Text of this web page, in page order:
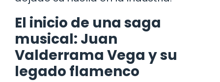
El inicio de una saga
musical: Juan
Valderrama Vega y su
legado flamenco